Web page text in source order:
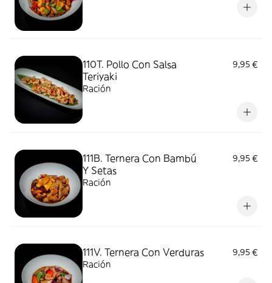
110T. Pollo Con Salsa
Teriyaki
9,95 €
Ración
111B. Ternera Con Bambú
Y Setas
9,95 €
Ración
111V. Ternera Con Verduras
9,95 €
Ración